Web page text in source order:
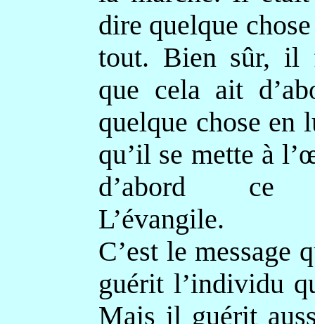
dire quelque
tout. Bien sûr, il
que cela ait
quelque chose en
qu’il se mette à
d’abord ce
L’évangile.
C’est le message
guérit l’individu
Mais il guérit